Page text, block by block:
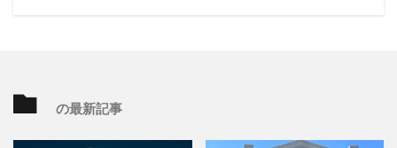
の最新記事